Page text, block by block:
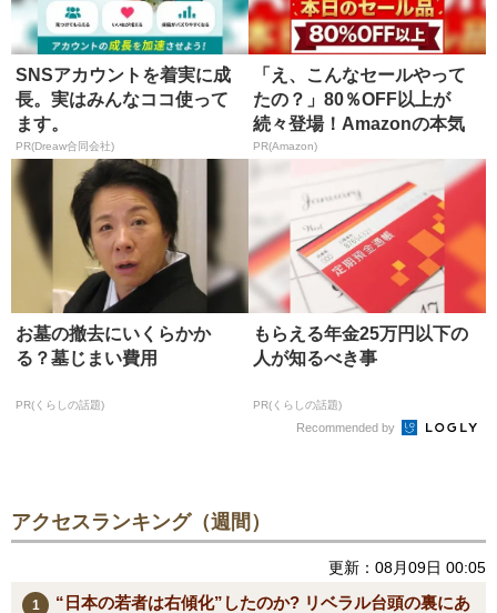
SNSアカウントを着実に成
長。実はみんなココ使って
ます。
PR(Dreaw合同会社)
「え、こんなセールやって
たの？」80％OFF以上が
続々登場！Amazonの本気
が...
PR(Amazon)
お墓の撤去にいくらかか
る？墓じまい費用
PR(くらしの話題)
もらえる年金25万円以下の
人が知るべき事
PR(くらしの話題)
Recommended by
アクセスランキング（週間）
更新：08月09日 00:05
“日本の若者は右傾化”したのか? リベラル台頭の裏にあ